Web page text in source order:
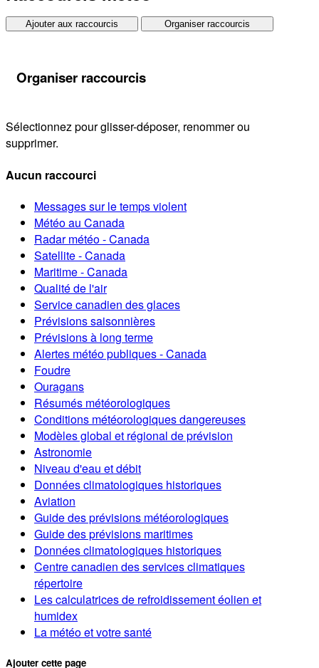
Ajouter aux raccourcis Organiser raccourcis
Organiser raccourcis
Sélectionnez pour glisser-déposer, renommer ou
supprimer.
Aucun raccourci
Messages sur le temps violent
Météo au Canada
Radar météo - Canada
Satellite - Canada
Maritime - Canada
Qualité de l'air
Service canadien des glaces
Prévisions saisonnières
Prévisions à long terme
Alertes météo publiques - Canada
Foudre
Ouragans
Résumés météorologiques
Conditions météorologiques dangereuses
Modèles global et régional de prévision
Astronomie
Niveau d'eau et débit
Données climatologiques historiques
Aviation
Guide des prévisions météorologiques
Guide des prévisions maritimes
Données climatologiques historiques
Centre canadien des services climatiques
répertoire
Les calculatrices de refroidissement éolien et
humidex
La météo et votre santé
Ajouter cette page